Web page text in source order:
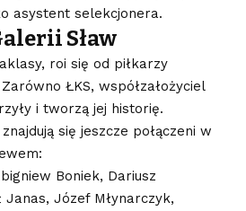
asystent selekcjonera.
Sław
roi się od piłkarzy
ŁKS, współzałożyciel
i tworzą jej historię.
się jeszcze połączeni w
Boniek, Dariusz
Janas, Józef Młynarczyk,